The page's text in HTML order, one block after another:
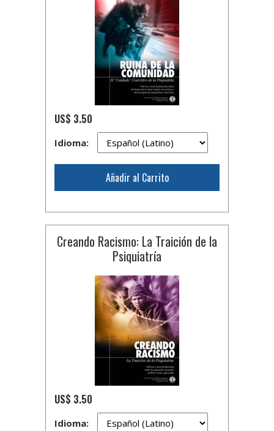
US$ 3.50
Idioma:
Añadir al Carrito
Creando Racismo: La Traición de la
Psiquiatría
US$ 3.50
Idioma: